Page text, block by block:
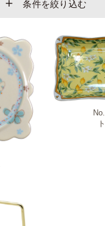
条件を絞り込む
ブランド
品・売れ筋商品・特価商
柄・モチーフ